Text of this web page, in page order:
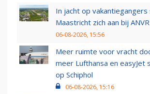
In jacht op
Maastricht zich aan bij ANVR
06-08-2026, 15:56
Meer ruimte voor vracht
meer Lufthansa en easyJet
op Schiphol
06-08-2026, 15:16